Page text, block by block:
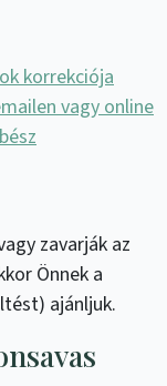
korrekciója
vagy online
zavarják az
Önnek a
ajánljuk.